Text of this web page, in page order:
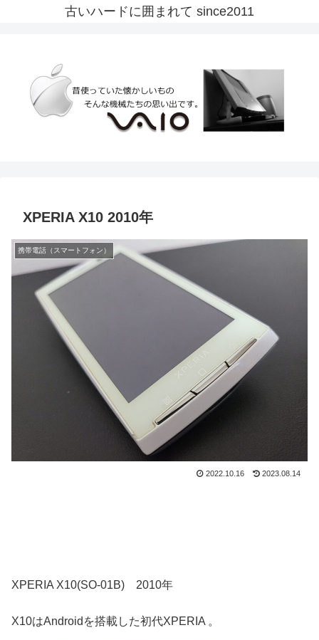
古いハードに囲まれて since2011
XPERIA X10 2010年
携帯電話（スマートフォン）
2022.10.16 2023.08.14
XPERIA X10(SO-01B) 2010年
X10はAndroidを搭載した初代XPERIA 。